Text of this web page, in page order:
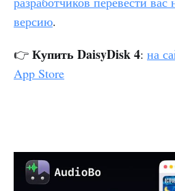
версию.
👉 Купить DaisyDisk 4: на
App Store